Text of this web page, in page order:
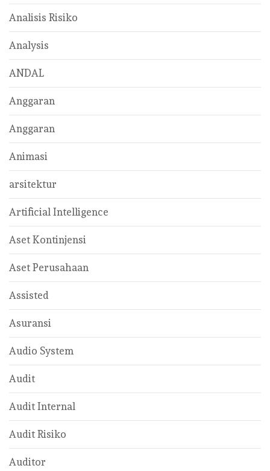
Analisis Risiko
Analysis
ANDAL
Anggaran
Anggaran
Animasi
arsitektur
Artificial Intelligence
Aset Kontinjensi
Aset Perusahaan
Assisted
Asuransi
Audio System
Audit
Audit Internal
Audit Risiko
Auditor